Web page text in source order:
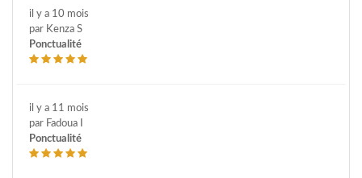
il y a 10 mois
par Kenza S
Ponctualité
il y a 11 mois
par Fadoua I
Ponctualité